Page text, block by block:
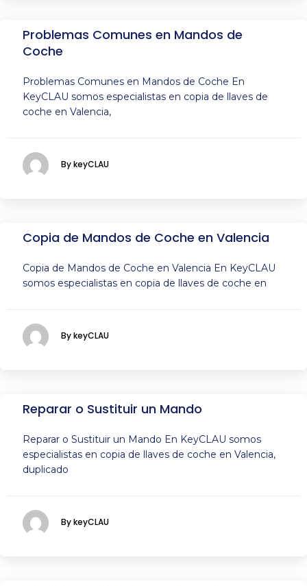
Problemas Comunes en Mandos de
Coche
Problemas Comunes en Mandos de Coche En
KeyCLAU somos especialistas en copia de llaves de
coche en Valencia,
By keyCLAU
Copia de Mandos de Coche en Valencia
Copia de Mandos de Coche en Valencia En KeyCLAU
somos especialistas en copia de llaves de coche en
By keyCLAU
Reparar o Sustituir un Mando
Reparar o Sustituir un Mando En KeyCLAU somos
especialistas en copia de llaves de coche en Valencia,
duplicado
By keyCLAU